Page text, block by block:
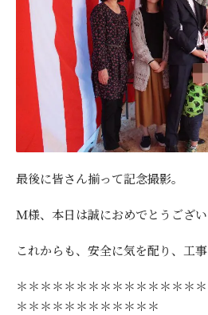
最後に皆さん揃って記念撮影。
Ｍ様、本日は誠におめでとうござい
これからも、安全に気を配り、工
＊＊＊＊＊＊＊＊＊＊＊＊＊＊＊
＊＊＊＊＊＊＊＊＊＊＊＊